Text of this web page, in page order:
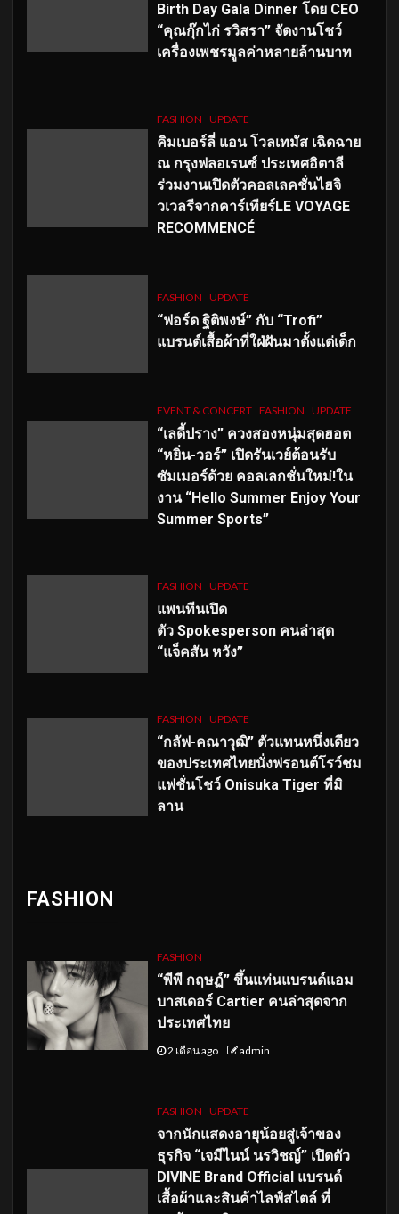
Birth Day Gala Dinner โดย CEO
“คุณกุ๊กไก่ รวิสรา” จัดงานโชว์
เครื่องเพชรมูลค่าหลายล้านบาท
FASHION UPDATE
คิมเบอร์ลี่ แอน โวลเทมัส เฉิดฉาย
ณ กรุงฟลอเรนซ์ ประเทศอิตาลี
ร่วมงานเปิดตัวคอลเลคชั่นไฮจิ
วเวลรีจากคาร์เทียร์LE VOYAGE
RECOMMENCÉ
FASHION UPDATE
“ฟอร์ด ฐิติพงษ์” กับ “Trofi”
แบรนด์เสื้อผ้าที่ใฝ่ฝันมาตั้งแต่เด็ก
EVENT & CONCERT FASHION UPDATE
“เลดี้ปราง” ควงสองหนุ่มสุดฮอต
“หยิ่น-วอร์” เปิดรันเวย์ต้อนรับ
ซัมเมอร์ด้วย คอลเลกชั่นใหม่!ใน
งาน “Hello Summer Enjoy Your
Summer Sports”
FASHION UPDATE
แพนทีนเปิด
ตัว Spokesperson คนล่าสุด
“แจ็คสัน หวัง”
FASHION UPDATE
“กลัฟ-คณาวุฒิ” ตัวแทนหนึ่งเดียว
ของประเทศไทยนั่งฟรอนต์โรว์ชม
แฟชั่นโชว์ Onisuka Tiger ที่มิ
ลาน
FASHION
FASHION
“พีพี กฤษฏ์” ขึ้นแท่นแบรนด์แอม
บาสเดอร์ Cartier คนล่าสุดจาก
ประเทศไทย
2 เดือน ago admin
FASHION UPDATE
จากนักแสดงอายุน้อยสู่เจ้าของ
ธุรกิจ “เจมีไนน์ นรวิชญ์” เปิดตัว
DIVINE Brand Official แบรนด์
เสื้อผ้าและสินค้าไลฟ์สไตล์ ที่